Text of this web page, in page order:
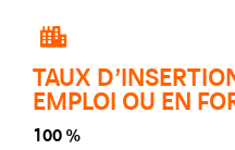
TAUX
EMPLOI OU EN
100 %